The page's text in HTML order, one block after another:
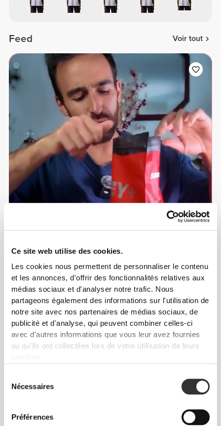
Ce site web utilise des cookies.
Les cookies nous permettent de personnaliser le contenu
et les annonces, d'offrir des fonctionnalités relatives aux
médias sociaux et d'analyser notre trafic. Nous
partageons également des informations sur l'utilisation de
notre site avec nos partenaires de médias sociaux, de
publicité et d'analyse, qui peuvent combiner celles-ci
avec d'autres informations que vous leur avez fournies
ou qu'ils ont collectées lors de votre utilisation de leurs
Nécessaires
Préférences
Feed Voir tout
4
3